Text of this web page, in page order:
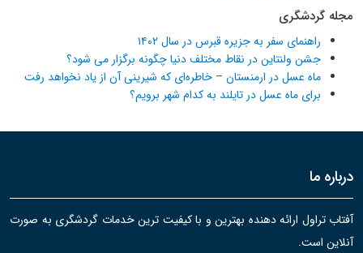
مجله گردشگری
راهنمای سفر به جزیره قبرس در سال ۱۴۰۲
جشن ولنتاین در نقاط مختلف دنیا چگونه برگزار می شود؟
ماه عسل در ارمنستان – خاطره‌ای که شیرینی آن از یاد نخواهد رفت
برای ماه عسل در تایلند به کدام شهر برویم؟
درباره ما
آفتاب تراول ارائه دهنده بهترین و با کیفیت ترین خدمات گردشگری به صورت
آنلاین است.